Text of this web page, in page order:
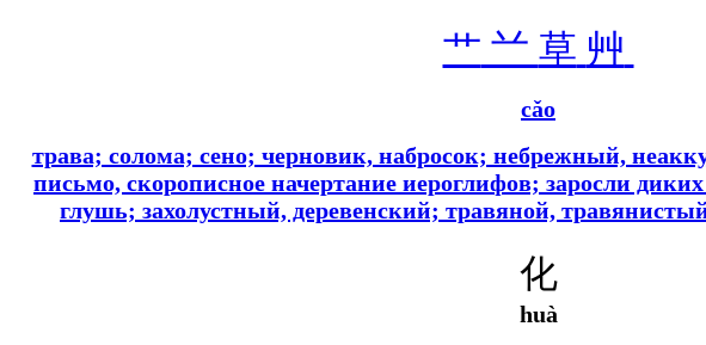
艹 䒑 草 艸
cǎo
трава; солома; сено; черновик, набросок; небрежный,
письмо, скорописное начертание иероглифов; заросли диких
глушь; захолустный, деревенский; травяной,
化
huà